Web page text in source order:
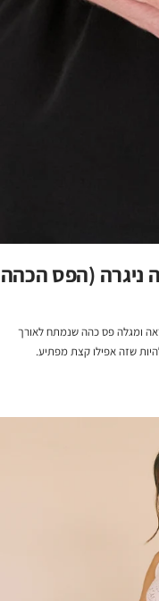
ניגרה (הפס הכהה
ומגלה פס כהה שנמתח לאורך
שזה אפילו קצת מפתיע.